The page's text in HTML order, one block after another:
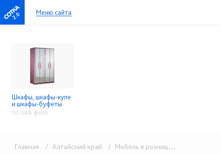
2.0 Меню сайта
Шкафы, шкафы-купе
и шкафы-буфеты
10 088 фото
Главная / Алтайский край / Мебель в розницу / Шкафы,